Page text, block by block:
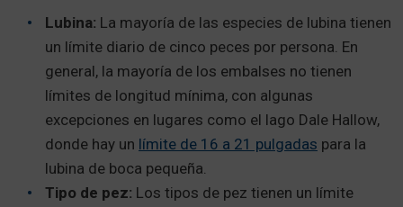
Lubina: La mayoría de las especies de lubina tienen
un límite diario de cinco peces por persona. En
general, la mayoría de los embalses no tienen
límites de longitud mínima, con algunas
excepciones en lugares como el lago Dale Hallow,
donde hay un límite de 16 a 21 pulgadas para la
lubina de boca pequeña.
Tipo de pez: Los tipos de pez tienen un límite